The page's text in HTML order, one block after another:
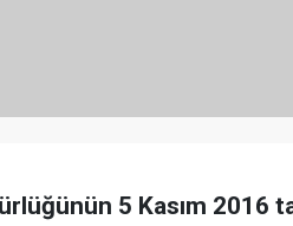
5 Kasım 2016